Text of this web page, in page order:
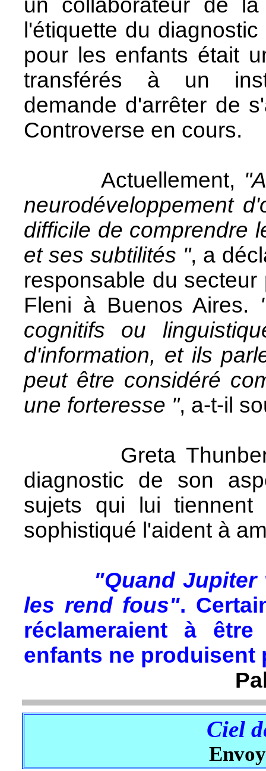
un collaborateur de
l'étiquette du diagnostic
pour les enfants était
transférés à un
demande d'arrêter de
Controverse en cours.
Actuellement,
neurodéveloppement
difficile de comprendre
et ses subtilités ", a
responsable du
Fleni à Buenos Aires.
cognitifs ou
d'information, et ils
peut être considéré
une forteresse ", a-t-il
Greta Thunberg
diagnostic de son
sujets qui lui
sophistiqué l'aident à
"Quand
les rend fous".
réclameraient à
enfants ne produisent
Ciel